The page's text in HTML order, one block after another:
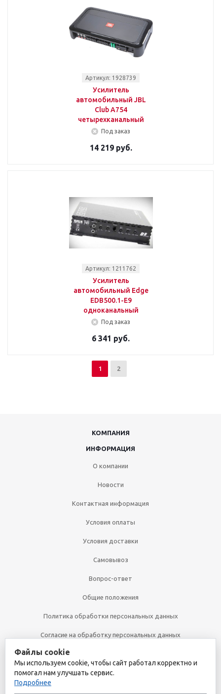
Артикул: 1928739
Усилитель
автомобильный JBL
Club A754
четырехканальный
Под заказ
14 219 руб.
Артикул: 1211762
Усилитель
автомобильный Edge
EDB500.1-E9
одноканальный
Под заказ
6 341 руб.
1 2
КОМПАНИЯ
ИНФОРМАЦИЯ
О компании
Новости
Контактная информация
Условия оплаты
Условия доставки
Самовывоз
Вопрос-ответ
Общие положения
Политика обработки персональных данных
Согласие на обработку персональных данных
Файлы cookie
Мы используем cookie, чтобы сайт работал корректно и
помогал нам улучшать сервис.
Подробнее